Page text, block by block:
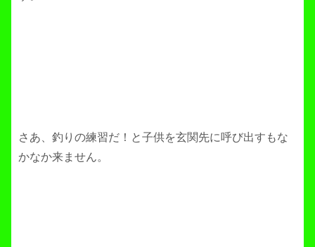
さあ、釣りの練習だ！と子供を玄関先に呼び出すもな
かなか来ません。